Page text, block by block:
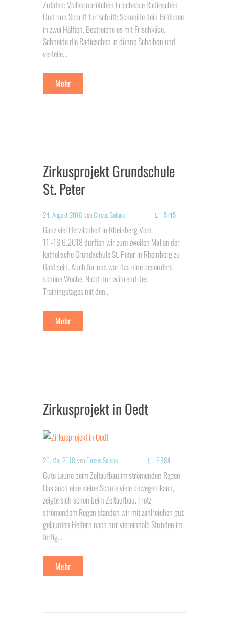
Zutaten: Vollkornbrötchen Frischkäse Radieschen
Und nun Schritt für Schritt: Schneide dein Brötchen
in zwei Hälften. Bestreiche es mit Frischkäse.
Schneide die Radieschen in dünne Scheiben und
verteile...
Mehr
Zirkusprojekt Grundschule
St. Peter
24. August 2018 vonCircus Soluna 5145
Ganz viel Herzlichkeit in Rheinberg Vom
11.-16.6.2018 durften wir zum zweiten Mal an der
katholische Grundschule St. Peter in Rheinberg zu
Gast sein. Auch für uns war das eine besonders
schöne Woche. Nicht nur während des
Trainingstages mit den...
Mehr
Zirkusprojekt in Oedt
20. Mai 2018 vonCircus Soluna 6884
Gute Laune beim Zeltaufbau im strömenden Regen
Das auch eine kleine Schule viele bewegen kann,
zeigte sich schon beim Zeltaufbau. Trotz
strömendem Regen standen wir mit zahlreichen gut
gelaunten Helfern nach nur viereinhalb Stunden im
fertig...
Mehr